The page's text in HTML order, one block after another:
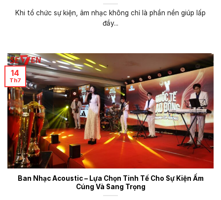
Khi tổ chức sự kiện, âm nhạc không chỉ là phần nền giúp lấp
đầy...
Ban Nhạc Acoustic – Lựa Chọn Tinh Tế Cho Sự Kiện Ấm
Cúng Và Sang Trọng
14
Th7